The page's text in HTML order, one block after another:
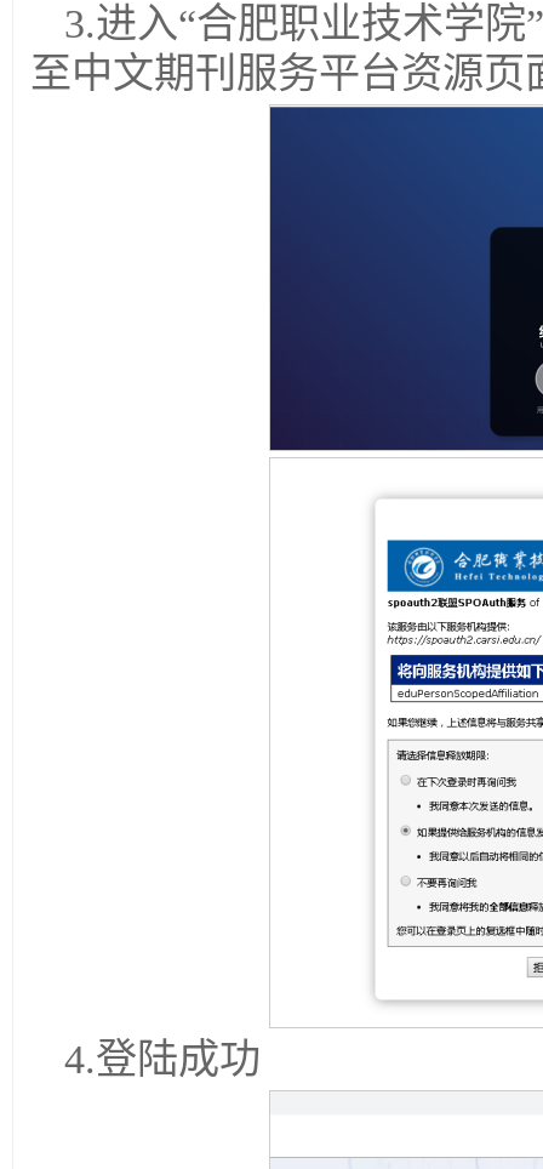
3.进入“合肥职业技术学
至中文期刊服务平台资源页
4.登陆成功